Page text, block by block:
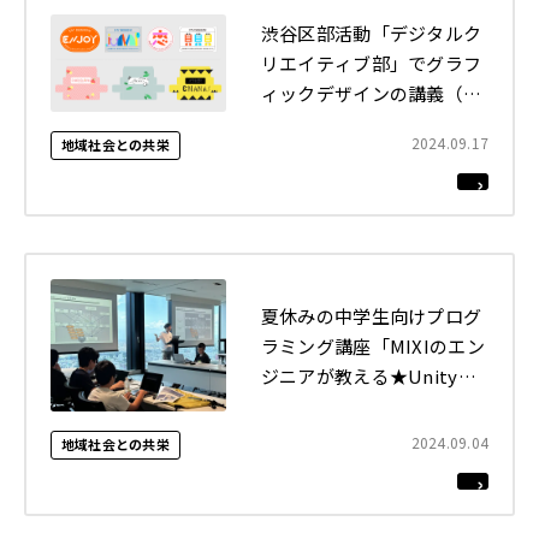
地域社会との共栄 2024.09.17
渋谷区部活動「デジタルク
リエイティブ部」でグラフ
ィックデザインの講義（全
地域社会との共栄 2024.09.04
夏休みの中学生向けプログ
ラミング講座「MIXIのエン
ジニアが教える★Unityゲ
座★」を開催しました